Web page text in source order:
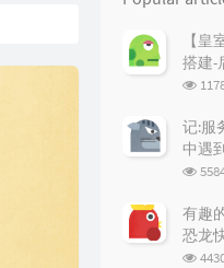
p
u
l
a
a
r
t
c
l
【皇
搭建-
浏
次
数:
记:服
中遇
浏
次
数:
有趣
恐龙
浏